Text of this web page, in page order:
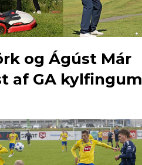
og Ágúst Már
af GA kylfingum